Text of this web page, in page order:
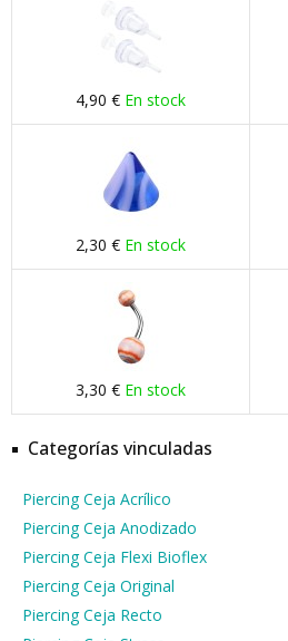
4,90 € En stock
2,30 € En stock
3,30 € En stock
Categorías vinculadas
Piercing Ceja Acrílico
Piercing Ceja Anodizado
Piercing Ceja Flexi Bioflex
Piercing Ceja Original
Piercing Ceja Recto